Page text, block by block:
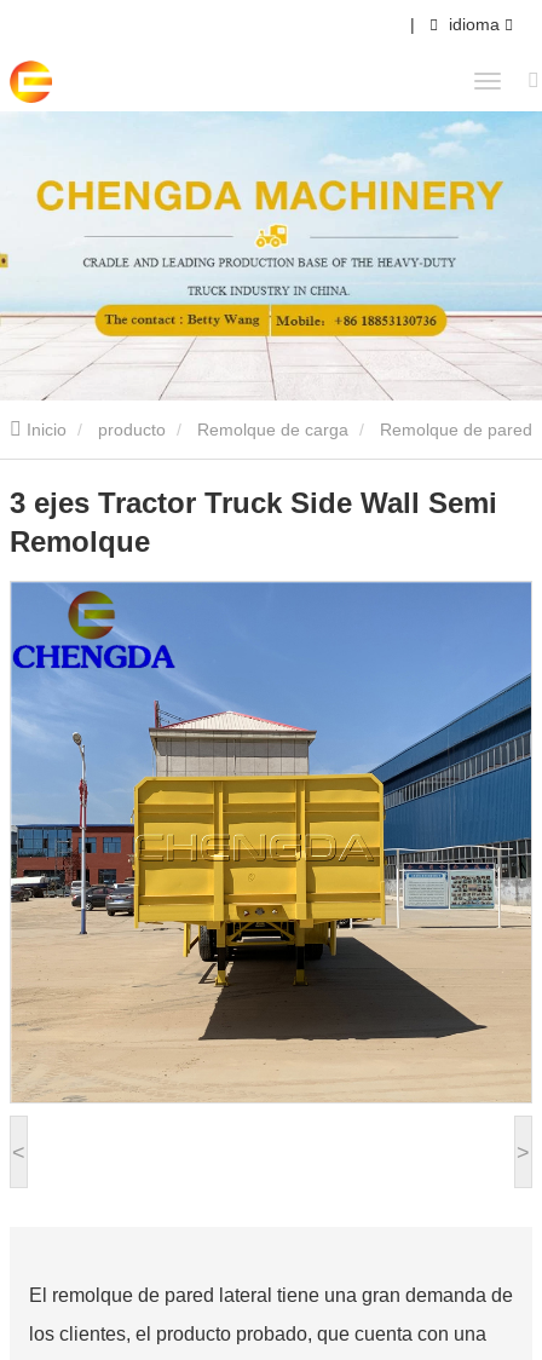
| idioma
Inicio producto Remolque de carga Remolque de pared
< >
3 ejes Tractor Truck Side Wall Semi
Remolque
El remolque de pared lateral tiene una gran demanda de
los clientes, el producto probado, que cuenta con una